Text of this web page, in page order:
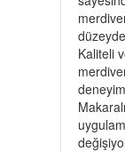
Kaliteli